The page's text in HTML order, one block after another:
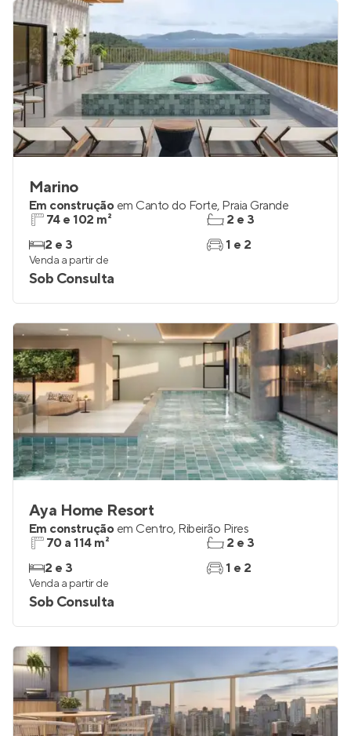
Marino
Em construção em Canto do Forte, Praia Grande
74 e 102 m²
2 e 3
2 e 3
1 e 2
Venda a partir de
Sob Consulta
Aya Home Resort
Em construção em Centro, Ribeirão Pires
70 a 114 m²
2 e 3
2 e 3
1 e 2
Venda a partir de
Sob Consulta